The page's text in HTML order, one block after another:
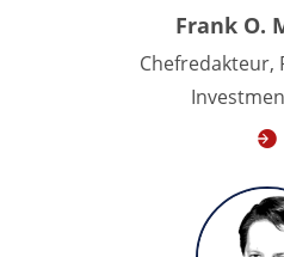
Frank O.
Chefredakteur,